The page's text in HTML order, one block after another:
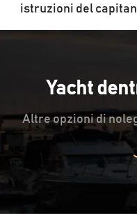
istruzioni del
Yacht
Altre opzioni di